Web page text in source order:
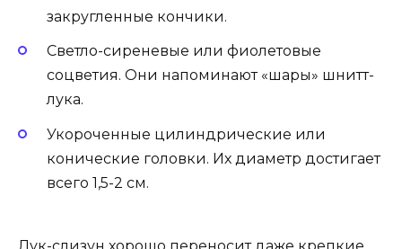
закругленные кончики.
Светло-сиреневые или фиолетовые
соцветия. Они напоминают «шары» шнитт-
лука.
Укороченные цилиндрические или
конические головки. Их диаметр достигает
всего 1,5-2 см.